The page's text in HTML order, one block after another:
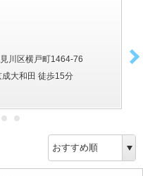
川区横戸町1464-76
大和田 徒歩15分